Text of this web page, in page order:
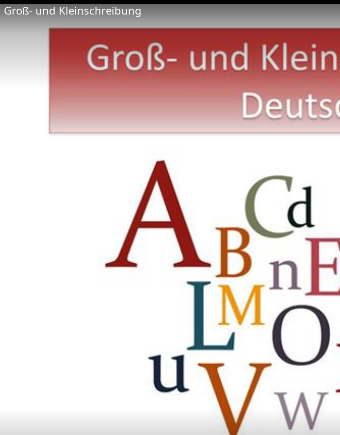
Groß- und Kleinschreibung